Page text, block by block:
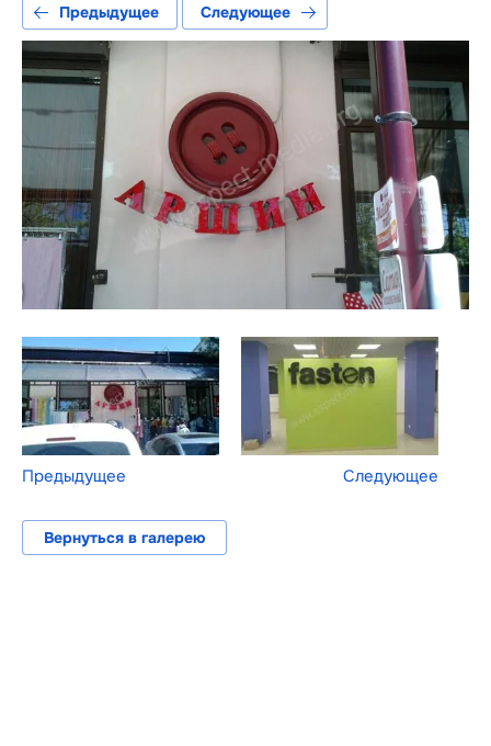
Предыдущее Следующее
Предыдущее Следующее
Вернуться в галерею